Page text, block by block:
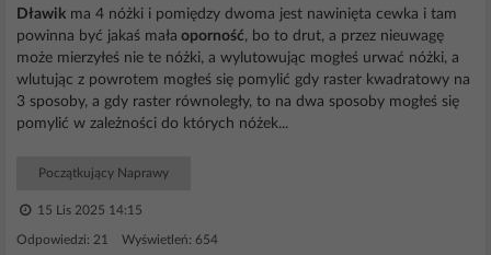
Dławik ma 4 nóżki i pomiędzy dwoma jest nawinięta cewka i tam
powinna być jakaś mała oporność, bo to drut, a przez nieuwagę
może mierzyłeś nie te nóżki, a wylutowując mogłeś urwać nóżki, a
wlutując z powrotem mogłeś się pomylić gdy raster kwadratowy na
3 sposoby, a gdy raster równoległy, to na dwa sposoby mogłeś się
pomylić w zależności do których nóżek...
Początkujący Naprawy
15 Lis 2025 14:15
Odpowiedzi: 21 Wyświetleń: 654